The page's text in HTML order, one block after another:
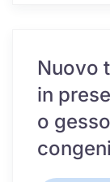
Nuovo
in
o